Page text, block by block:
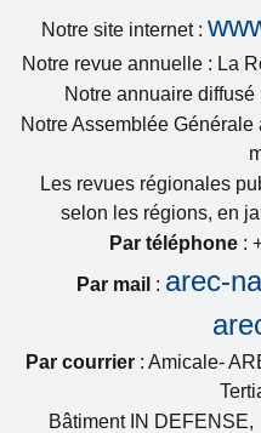
Notre site internet :
Notre revue annuelle : La
Notre annuaire
Notre Assemblée
Les revues régionales
selon les régions, en
Par téléphone:
Par mail : arec-
Par courrier: Amicale-
Bâtiment IN